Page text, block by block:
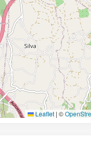
Leaflet | ©